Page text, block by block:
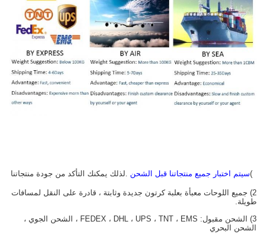
سيتم اختبار جميع منتجاتنا قبل الشحن .لذلك يمكنك التأكد من جودة منتجاتنا
2) جميع اللوحات معبأة بعلبة كرتون جديدة وثابتة ، قادرة على النقل لمسافات
طويلة.
3) الشحن مقبول: FEDEX ، DHL ، UPS ، TNT ، EMS ، الشحن الجوي ،
الشحن البحري